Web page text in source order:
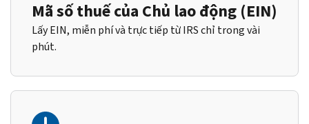
Mã số thuế của Chủ lao động (EIN)
Lấy EIN, miễn phí và trực tiếp từ IRS chỉ trong vài
phút.